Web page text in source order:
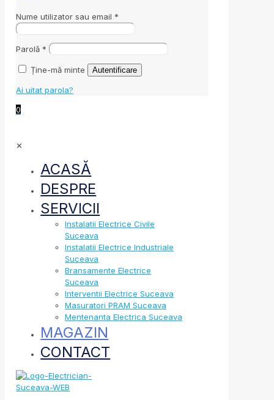
Nume utilizator sau email *
Parolă *
Ține-mă minte Autentificare
Ai uitat parola?
0
✕
ACASĂ
DESPRE
SERVICII
Instalatii Electrice Civile
Suceava
Instalatii Electrice Industriale
Suceava
Bransamente Electrice
Suceava
Interventii Electrice Suceava
Masuratori PRAM Suceava
Mentenanta Electrica Suceava
MAGAZIN
CONTACT